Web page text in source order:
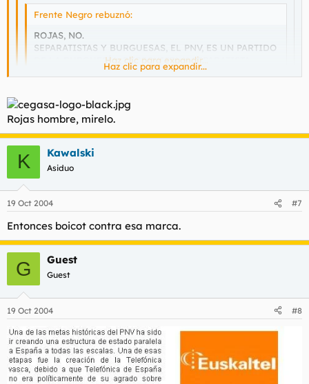
Frente Negro rebuznó:
ROJAS, NO.
SEPARATISTAS Y BURGUESAS, EL PNV, ES UN PARTIDO
DE LA BURGUESÍA, DERECHISTA Y SEPARATISTA...
Haz clic para expandir...
Deféneme rojillo...
En el fondo son unos hijos de la gran puta... Pero, burgueses,
separadores y democrátas...
Haz clic para expandir...
Rojas hombre, mirelo.
K Kawalski
Asiduo
19 Oct 2004 #7
Entonces boicot contra esa marca.
G Guest
Guest
19 Oct 2004 #8